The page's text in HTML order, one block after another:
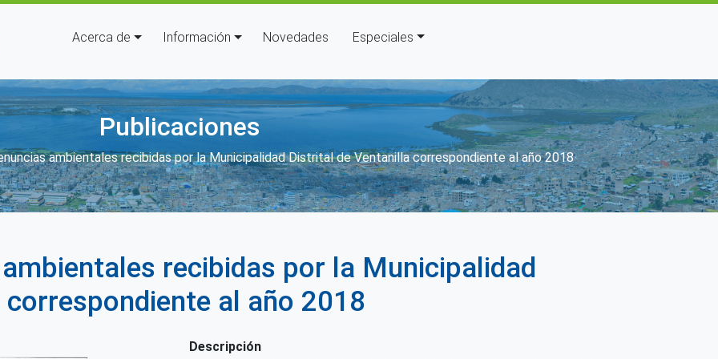
Navegación principal
Acerca de Información Novedades Especiales
Publicaciones
de ayuda a la navegación
ambientales recibidas por la Municipalidad Distrital de Ventanilla correspondiente al año 2018
recibidas por la Municipalidad
al año 2018
Descripción